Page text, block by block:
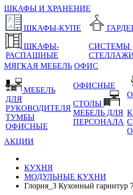
ШКАФЫ И ХРАНЕНИЕ
ШКАФЫ-КУПЕ
ШКАФЫ-
РАСПАШНЫЕ
СИСТЕМЫ
МЯГКАЯ МЕБЕЛЬ ОФИС
МЕБЕЛЬ
ДЛЯ
РУКОВОДИТЕЛЯ
ТУМБЫ
ОФИСНЫЕ
ОФИСНЫЕ
СТОЛЫ
МЕБЕЛЬ ДЛЯ
ПЕРСОНАЛА
АКЦИИ
КУХНЯ
МОДУЛЬНЫЕ КУХНИ
Глория_3 Кухонный гарнитур